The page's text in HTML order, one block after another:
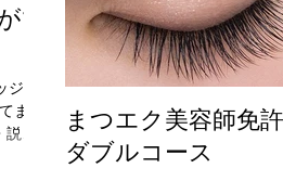
で
で
ます
明
まつエク美容師免
ダブルコース